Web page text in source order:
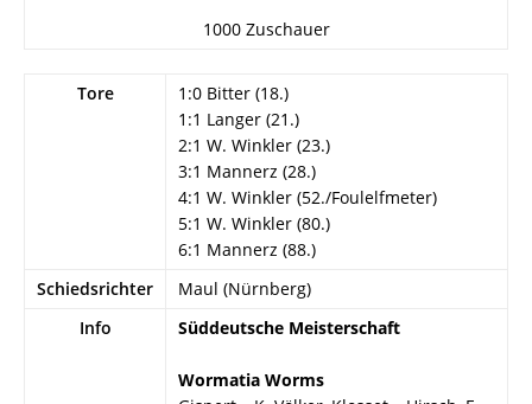
1000 Zuschauer
Tore
1:0 Bitter (18.)
1:1 Langer (21.)
2:1 W. Winkler (23.)
3:1 Mannerz (28.)
4:1 W. Winkler (52./Foulelfmeter)
5:1 W. Winkler (80.)
6:1 Mannerz (88.)
Schiedsrichter
Maul (Nürnberg)
Info
Süddeutsche Meisterschaft
Wormatia Worms